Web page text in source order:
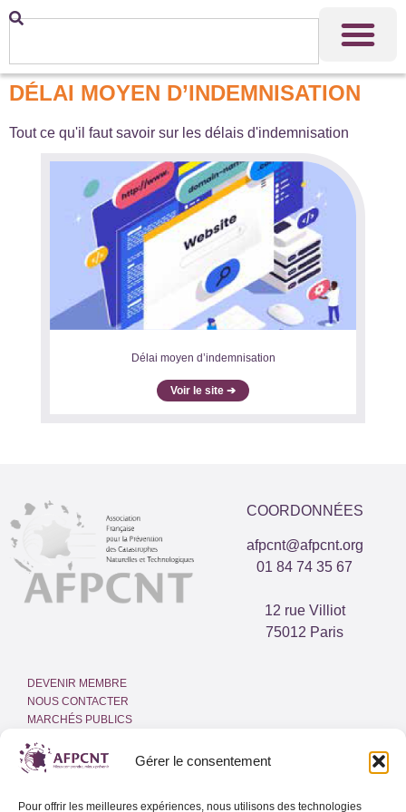
Gérer le consentement
Pour offrir les meilleures expériences, nous utilisons des technologies
DÉLAI MOYEN D’INDEMNISATION
Tout ce qu'il faut savoir sur les délais d'indemnisation
Délai moyen d’indemnisation
Voir le site ➔
COORDONNÉES
afpcnt@afpcnt.org
01 84 74 35 67
12 rue Villiot
75012 Paris
DEVENIR MEMBRE
NOUS CONTACTER
MARCHÉS PUBLICS
INTRANET